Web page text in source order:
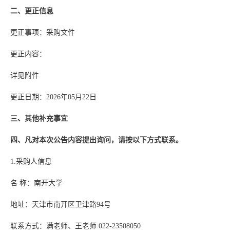
二、更正信息
更正事项：采购文件
更正内容：
详见附件
更正日期：2026年05月22日
三、其他补充事宜
四、凡对本次公告内容提出询问，请按以下方式联系。
1.采购人信息
名 称：南开大学
地址：天津市南开区卫津路94号
联系方式：满老师、王老师 022-23508050